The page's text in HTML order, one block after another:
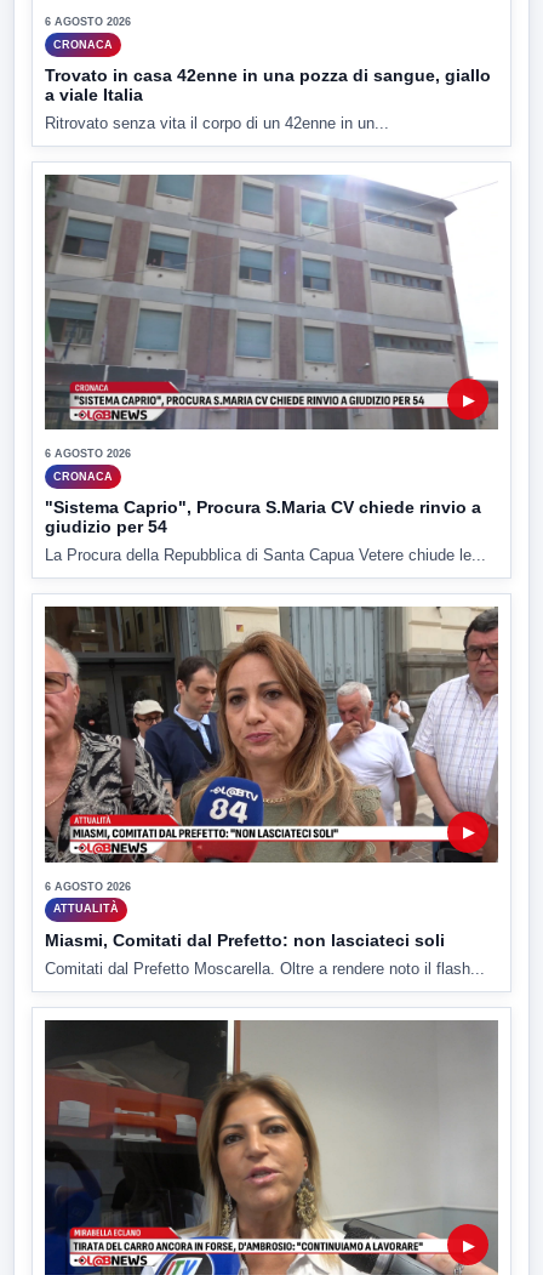
6 AGOSTO 2026
CRONACA
Trovato in casa 42enne in una pozza di sangue, giallo
a viale Italia
Ritrovato senza vita il corpo di un 42enne in un...
▶
6 AGOSTO 2026
CRONACA
"Sistema Caprio", Procura S.Maria CV chiede rinvio a
giudizio per 54
La Procura della Repubblica di Santa Capua Vetere chiude le...
▶
6 AGOSTO 2026
ATTUALITÀ
Miasmi, Comitati dal Prefetto: non lasciateci soli
Comitati dal Prefetto Moscarella. Oltre a rendere noto il flash...
▶